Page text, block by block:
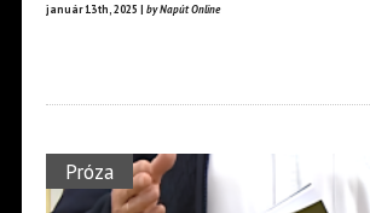
január 13th, 2025 | by Napút Online
Próza